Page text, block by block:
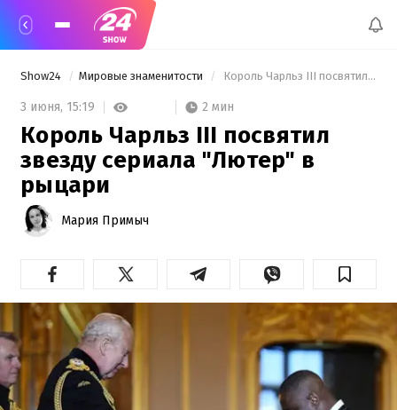
Show24 Мировые знаменитости Король Чарльз III посвятил звезду сериала "Лютер" в рыцари
3 июня, 15:19 2 мин
Король Чарльз III посвятил
звезду сериала "Лютер" в
рыцари
Мария Примыч